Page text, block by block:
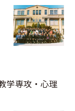
学専攻・心理